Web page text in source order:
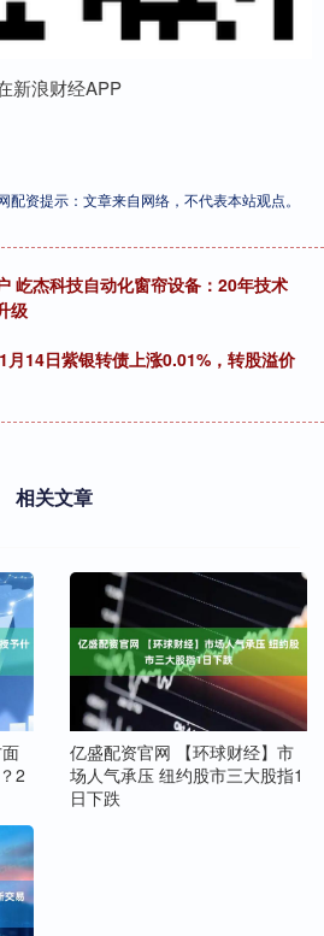
新浪财经APP
配资提示：文章来自网络，不代表本站观点。
屹杰科技自动化窗帘设备：20年技术
级
月14日紫银转债上涨0.01%，转股溢价
相关文章
2
亿盛配资官网 【环球财经】市
场人气承压 纽约股市三大股指1
日下跌